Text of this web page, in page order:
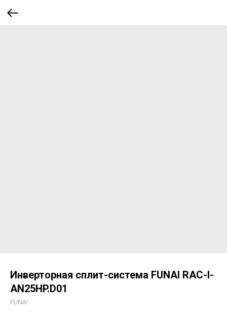
Инверторная сплит-система FUNAI RAC-I-
AN25HP.D01
FUNAI